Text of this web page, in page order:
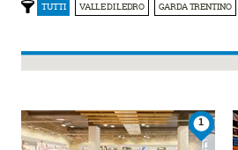
TUTTI VALLE DI LEDRO GARDA TRENTINO
1